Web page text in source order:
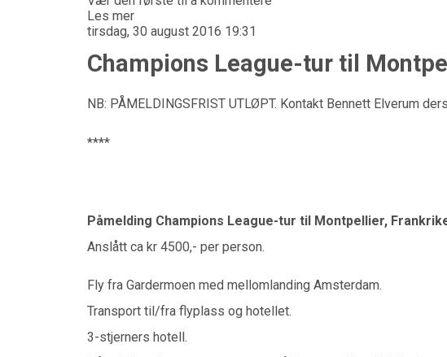
Les mer
tirsdag, 30 august 2016 19:31
Champions League-tur til
NB: PÅMELDINGSFRIST UTLØPT. Kontakt Bennett Elverum
****
Påmelding Champions League-tur til Montpellier,
Anslått ca kr 4500,- per person.
Fly fra Gardermoen med mellomlanding Amsterdam.
Transport til/fra flyplass og hotellet.
3-stjerners hotell.